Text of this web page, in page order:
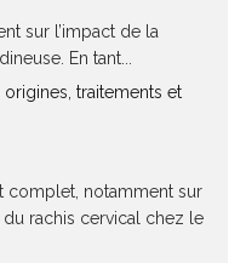
sur l’impact de la
En tant...
traitements et
complet, notamment sur
rachis cervical chez le